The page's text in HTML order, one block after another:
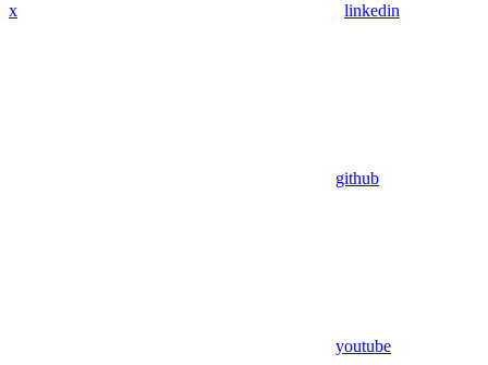
x linkedin
github
youtube